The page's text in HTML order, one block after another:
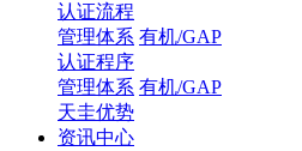
认证流程
管理体系 有机/GAP
认证程序
管理体系 有机/GAP
天圭优势
资讯中心